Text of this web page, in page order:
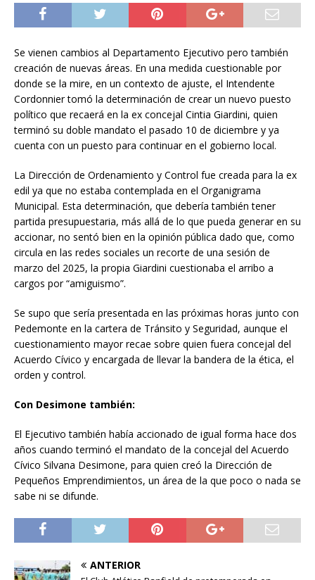
Se vienen cambios al Departamento Ejecutivo pero también
creación de nuevas áreas. En una medida cuestionable por
donde se la mire, en un contexto de ajuste, el Intendente
Cordonnier tomó la determinación de crear un nuevo puesto
político que recaerá en la ex concejal Cintia Giardini, quien
terminó su doble mandato el pasado 10 de diciembre y ya
cuenta con un puesto para continuar en el gobierno local.
La Dirección de Ordenamiento y Control fue creada para la ex
edil ya que no estaba contemplada en el Organigrama
Municipal. Esta determinación, que debería también tener
partida presupuestaria, más allá de lo que pueda generar en su
accionar, no sentó bien en la opinión pública dado que, como
circula en las redes sociales un recorte de una sesión de
marzo del 2025, la propia Giardini cuestionaba el arribo a
cargos por “amiguismo”.
Se supo que sería presentada en las próximas horas junto con
Pedemonte en la cartera de Tránsito y Seguridad, aunque el
cuestionamiento mayor recae sobre quien fuera concejal del
Acuerdo Cívico y encargada de llevar la bandera de la ética, el
orden y control.
Con Desimone también:
El Ejecutivo también había accionado de igual forma hace dos
años cuando terminó el mandato de la concejal del Acuerdo
Cívico Silvana Desimone, para quien creó la Dirección de
Pequeños Emprendimientos, un área de la que poco o nada se
sabe ni se difunde.
ANTERIOR